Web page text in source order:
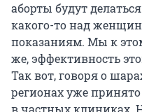
аборты будут
какого-то над
показаниям. Мы к
же, эффективность
Так вот, говоря о
регионах уже
в частных клиниках.